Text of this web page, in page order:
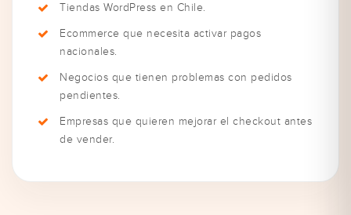
Tiendas WordPress en Chile.
Ecommerce que necesita activar pagos
nacionales.
Negocios que tienen problemas con pedidos
pendientes.
Empresas que quieren mejorar el checkout antes
de vender.